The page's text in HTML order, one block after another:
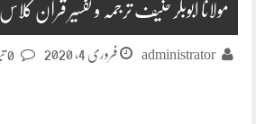
مولانا ابوبکر حنیف ترجمہ و تفسیر قرآن کلاس 2020-02-04
administrator فروری 4, 2020